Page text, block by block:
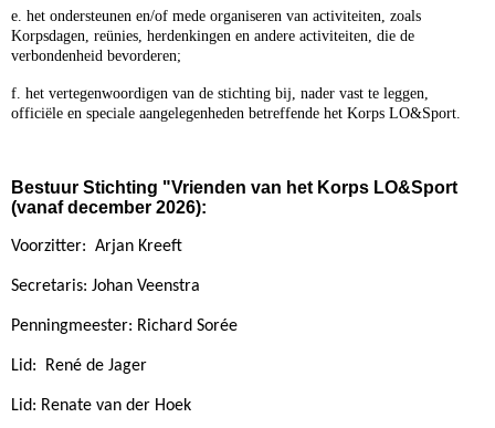
e. het ondersteunen en/of mede organiseren van activiteiten, zoals
Korpsdagen, reünies, herdenkingen en andere activiteiten, die de
verbondenheid bevorderen;
f. het vertegenwoordigen van de stichting bij, nader vast te leggen,
officiële en speciale aangelegenheden betreffende het Korps LO&Sport.
Bestuur Stichting "Vrienden van het Korps LO&Sport
(vanaf december 2026):
Voorzitter: Arjan Kreeft
Secretaris: Johan Veenstra
Penningmeester: Richard Sorée
Lid: René de Jager
Lid: Renate van der Hoek